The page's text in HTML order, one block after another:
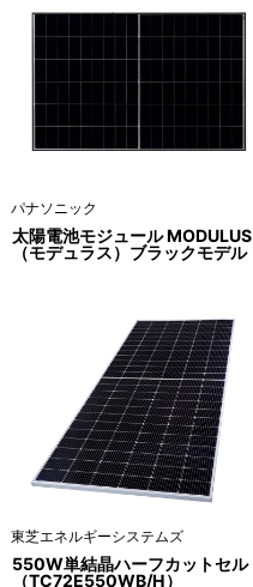
パナソニック
太陽電池モジュール MODULUS
（モデュラス）ブラックモデル
東芝エネルギーシステムズ
550W単結晶ハーフカットセル
（TC72E550WB/H）